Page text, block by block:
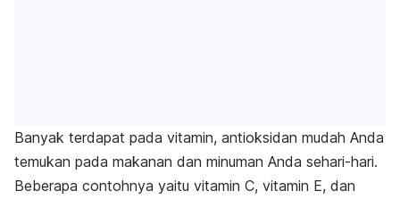
Banyak terdapat pada vitamin, antioksidan mudah Anda
temukan pada makanan dan minuman Anda sehari-hari.
Beberapa contohnya yaitu vitamin C, vitamin E, dan